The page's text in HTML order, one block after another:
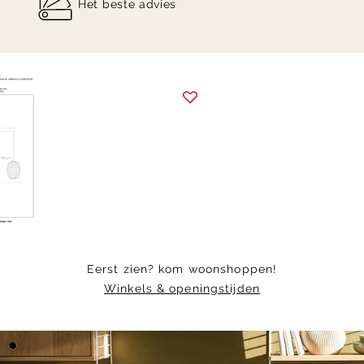
Het beste advies
Item
6
Eerst zien? kom woonshoppen!
Winkels & openingstijden